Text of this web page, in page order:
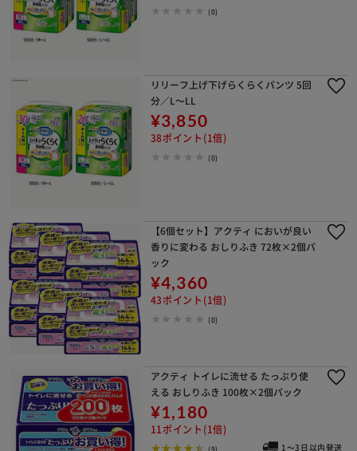
(0)
リリーフ上げ下げらくらくパンツ 5回
分／L～LL
¥3,850
38ポイント(1倍)
(0)
【6個セット】アクティ においが良い
香りに変わる おしりふき 72枚×2個パ
ック
¥4,360
43ポイント(1倍)
(0)
アクティ トイレに流せる たっぷり使
える おしりふき 100枚×2個パック
¥1,180
11ポイント(1倍)
(9) 1～3日以内発送